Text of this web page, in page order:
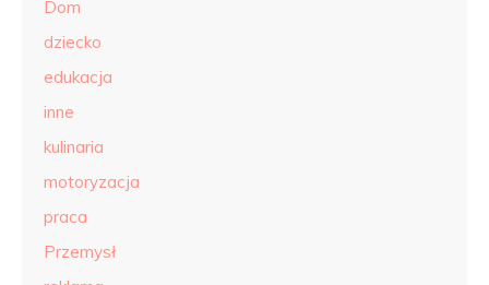
Dom
dziecko
edukacja
inne
kulinaria
motoryzacja
praca
Przemysł